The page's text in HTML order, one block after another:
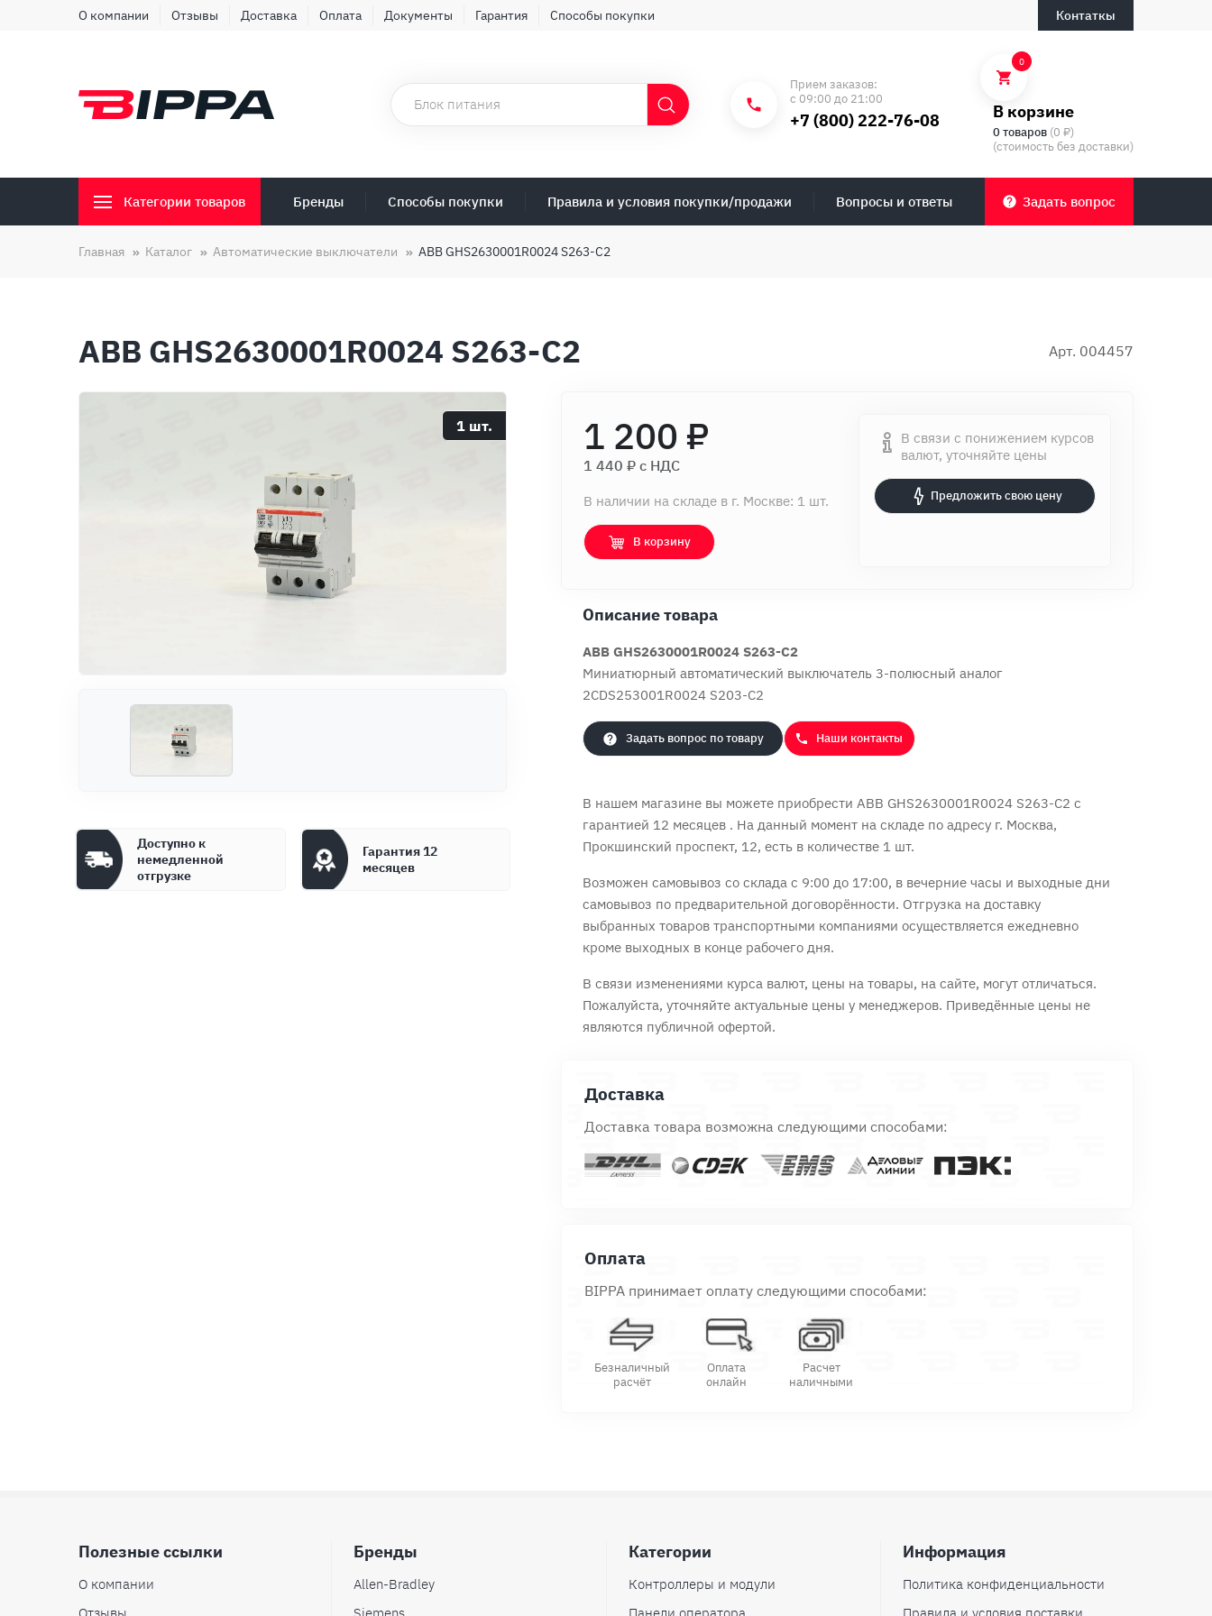
О компании Отзывы Доставка Оплата Документы Гарантия Способы покупки Контаткы
Прием заказов:
с 09:00 до 21:00
+7 (800) 222-76-08
0
В корзине
0 товаров (0 ₽)
(стоимость без доставки)
Категории товаров Бренды Способы покупки Правила и условия покупки/продажи Вопросы и ответы Задать вопрос
Главная Каталог Автоматические выключатели ABB GHS2630001R0024 S263-C2
ABB GHS2630001R0024 S263-C2 Арт. 004457
1 шт.
Доступно к
немедленной
отгрузке
Гарантия 12
месяцев
1 200 ₽
1 440 ₽ c НДС
В наличии на складе в г. Москве: 1 шт.
В корзину
В связи с понижением курсов
валют, уточняйте цены
Предложить свою цену
Описание товара
ABB GHS2630001R0024 S263-C2
Миниатюрный автоматический выключатель 3-полюсный аналог
2CDS253001R0024 S203-C2
Задать вопрос по товару Наши контакты
В нашем магазине вы можете приобрести ABB GHS2630001R0024 S263-C2 с
гарантией 12 месяцев . На данный момент на складе по адресу г. Москва,
Прокшинский проспект, 12, есть в количестве 1 шт.
Возможен самовывоз со склада с 9:00 до 17:00, в вечерние часы и выходные дни
самовывоз по предварительной договорённости. Отгрузка на доставку
выбранных товаров транспортными компаниями осуществляется ежедневно
кроме выходных в конце рабочего дня.
В связи изменениями курса валют, цены на товары, на сайте, могут отличаться.
Пожалуйста, уточняйте актуальные цены у менеджеров. Приведённые цены не
являются публичной офертой.
Доставка
Доставка товара возможна следующими способами:
Оплата
BIPPA принимает оплату следующими способами:
Безналичный
расчёт
Оплата
онлайн
Расчет
наличными
Полезные ссылки
О компании
Бренды
Allen-Bradley
Категории
Контроллеры и модули
Информация
Политика конфиденциальности
Оформить заказ